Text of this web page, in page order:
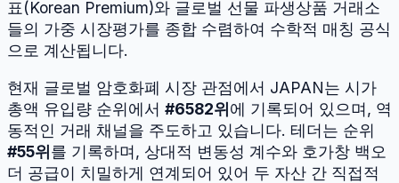
표(Korean Premium)와 글로벌 선물 파생상품 거래소
들의 가중 시장평가를 종합 수렴하여 수학적 매칭 공식
으로 계산됩니다.
현재 글로벌 암호화폐 시장 관점에서 JAPAN는 시가
총액 유입량 순위에서 #6582위에 기록되어 있으며, 역
동적인 거래 채널을 주도하고 있습니다. 테더는 순위
#55위를 기록하며, 상대적 변동성 계수와 호가창 백오
더 공급이 치밀하게 연계되어 있어 두 자산 간 직접적